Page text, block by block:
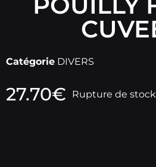
Catégorie DIVERS
27.70€ Rupture de stock